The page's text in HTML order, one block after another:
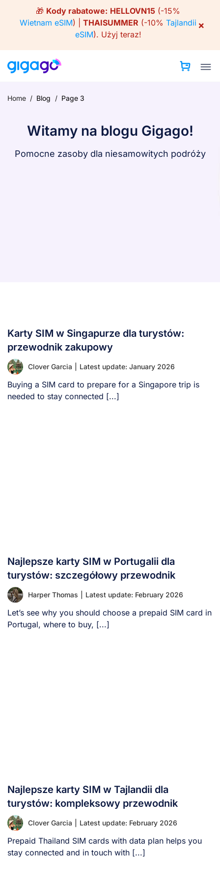
🎁 Kody rabatowe: HELLOVN15 (-15%
Wietnam eSIM) | THAISUMMER (-10% Tajlandii
eSIM). Użyj teraz!
×
Home / Blog / Page 3
Witamy na blogu Gigago!
Pomocne zasoby dla niesamowitych podróży
Karty SIM w Singapurze dla turystów:
przewodnik zakupowy
Clover Garcia Latest update: January 2026
Buying a SIM card to prepare for a Singapore trip is
needed to stay connected [...]
Najlepsze karty SIM w Portugalii dla
turystów: szczegółowy przewodnik
Harper Thomas Latest update: February 2026
Let’s see why you should choose a prepaid SIM card in
Portugal, where to buy, [...]
Najlepsze karty SIM w Tajlandii dla
turystów: kompleksowy przewodnik
Clover Garcia Latest update: February 2026
Prepaid Thailand SIM cards with data plan helps you
stay connected and in touch with [...]